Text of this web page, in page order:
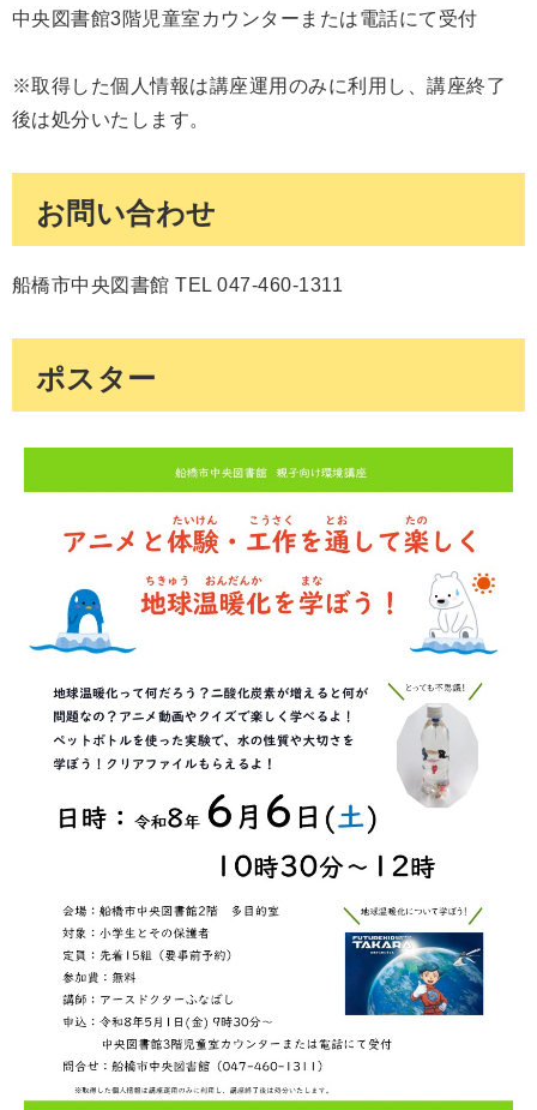
中央図書館3階児童室カウンターまたは電話にて受付
※取得した個人情報は講座運用のみに利用し、講座終了
後は処分いたします。
お問い合わせ
船橋市中央図書館 TEL 047-460-1311
ポスター